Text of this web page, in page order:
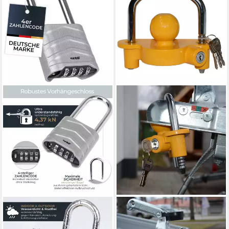
HMF
Vorhängeschloss
SYSTAFEX®
Anhängerschloss